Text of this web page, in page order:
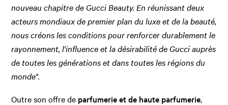
nouveau chapitre de Gucci Beauty. En réunissant deux
acteurs mondiaux de premier plan du luxe et de la beauté,
nous créons les conditions pour renforcer durablement le
rayonnement, l'influence et la désirabilité de Gucci auprès
de toutes les générations et dans toutes les régions du
monde".
Outre son offre de parfumerie et de haute parfumerie,